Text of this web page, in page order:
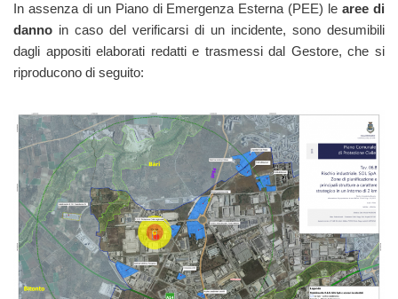
In assenza di un Piano di Emergenza Esterna (PEE) learee di
danno in caso del verificarsi di un incidente, sono desumibili
dagli appositi elaborati redatti e trasmessi dal Gestore, che si
riproducono di seguito: